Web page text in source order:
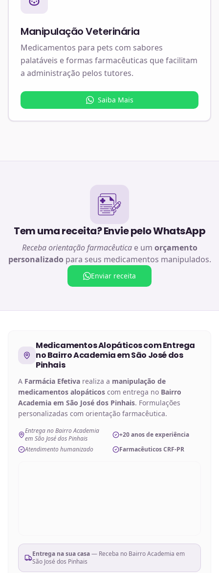
Manipulação Veterinária
Medicamentos para pets com sabores
palatáveis e formas farmacêuticas que facilitam
a administração pelos tutores.
Saiba Mais
Tem uma receita? Envie pelo WhatsApp
Receba orientação farmacêuticae um orçamento
personalizado para seus medicamentos manipulados.
Enviar receita
Medicamentos Alopáticoscom Entrega
noBairro Academia em São José dos
Pinhais
A Farmácia Efetiva realiza a manipulação de
medicamentos alopáticos com entrega no Bairro
Academia em São José dos Pinhais. Formulações
personalizadas com orientação farmacêutica.
Entrega no Bairro Academia
em São José dos Pinhais
+20 anos de experiência
Atendimento humanizado
Farmacêuticos CRF-PR
Entrega na sua casa— Receba no Bairro Academia em
São José dos Pinhais